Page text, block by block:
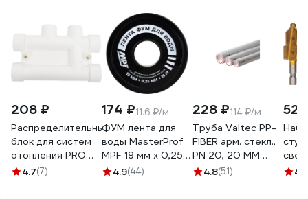
208 ₽
Распределительный
блок для систем
отопления PRO
AQUA PP-R белый
4.7(7)
174 ₽11.6 ₽/м
ФУМ лента для
воды MasterProf
MPF 19 мм x 0,25
мм x 15 м,
4.9(44)
228 ₽114 ₽/м
Труба Valtec PP-
FIBER арм. стекл.,
PN 20, 20 MM
белый (2м)
4.8(51) 4.1